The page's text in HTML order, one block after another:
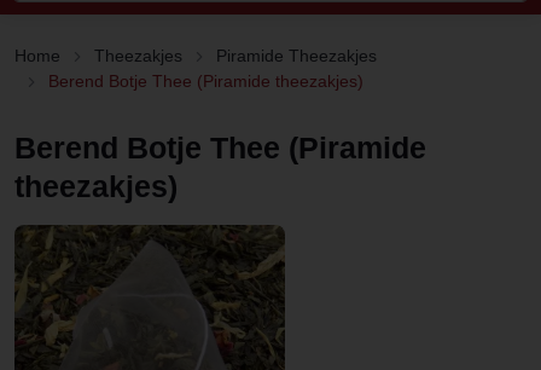
Home Theezakjes
Piramide Theezakjes
Berend Botje Thee (Piramide theezakjes)
Berend Botje Thee (Piramide
theezakjes)